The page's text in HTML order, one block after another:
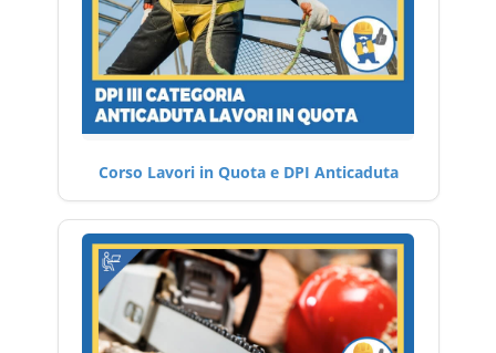
Corso Lavori in Quota e DPI Anticaduta